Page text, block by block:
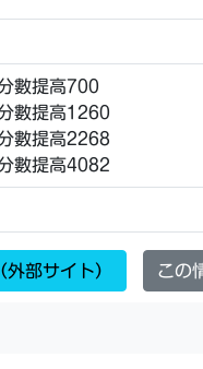
數提高700
數提高1260
數提高2268
數提高4082
部サイト） この